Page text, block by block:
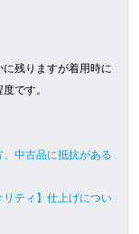
銀座本店
残りますが着用時に
です。
中古品に抵抗がある
リティ】仕上げについ